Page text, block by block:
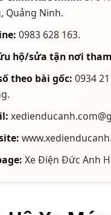
Quảng Ninh.
0983 628 163.
hộ/sửa tận nơi
theo bài gốc: 0934
Xe Điện Đức Anh